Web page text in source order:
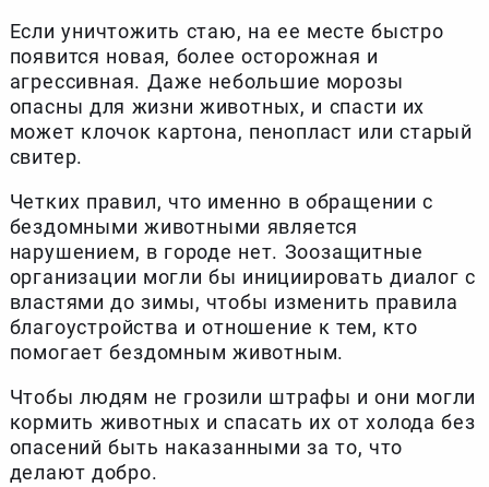
Если уничтожить стаю, на ее месте быстро
появится новая, более осторожная и
агрессивная. Даже небольшие морозы
опасны для жизни животных, и спасти их
может клочок картона, пенопласт или старый
свитер.
Четких правил, что именно в обращении с
бездомными животными является
нарушением, в городе нет. Зоозащитные
организации могли бы инициировать диалог с
властями до зимы, чтобы изменить правила
благоустройства и отношение к тем, кто
помогает бездомным животным.
Чтобы людям не грозили штрафы и они могли
кормить животных и спасать их от холода без
опасений быть наказанными за то, что
делают добро.